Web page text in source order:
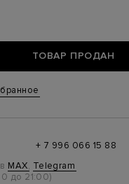
ТОВАР ПРОДАН
+ 7 996 066 15 88
MAX, Telegram
до 21:00)